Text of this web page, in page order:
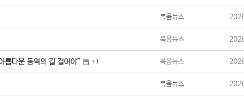
등록자
복음뉴스 등록
등록자
복음뉴스 등록
름다운 동역의 길 걸어야” 댓글
1 등록자
복음뉴스 등록
등록자
복음뉴스 등록